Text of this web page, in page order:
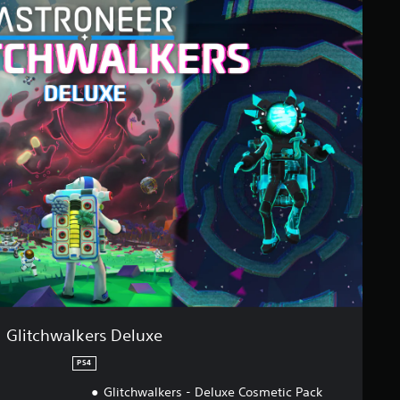
Glitchwalkers Deluxe
PS4
Glitchwalkers - Deluxe Cosmetic Pack